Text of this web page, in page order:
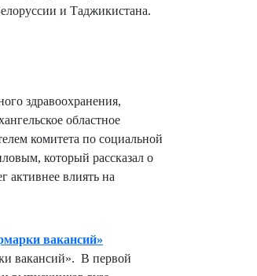
и Таджикистана.
здравоохранения,
областное
комитета по социальной
который рассказал о
активнее влиять на
вакансий»
вакансий». В первой